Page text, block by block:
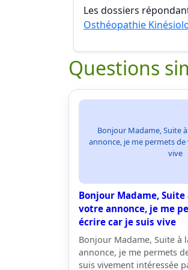
Les dossiers
Osthéopathie
Questions
Bonjour Madame, Suite
annonce, je me permets de
vive
Bonjour Madame,
votre annonce, je me
écrire car je suis vive
Bonjour Madame, Suite à
annonce, je me permets
suis vivement intéressée